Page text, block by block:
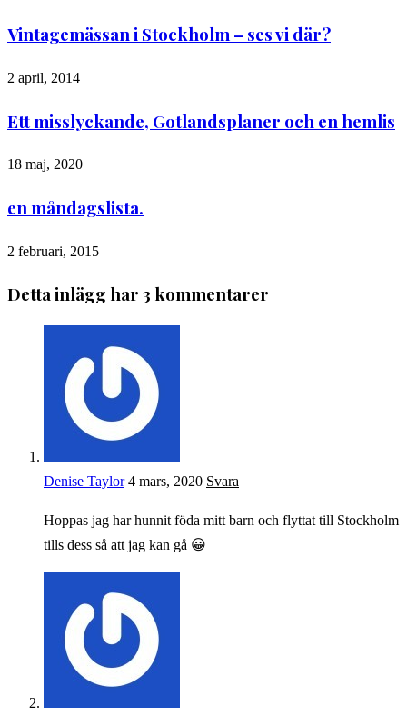
Vintagemässan i Stockholm – ses vi där?
2 april, 2014
Ett misslyckande, Gotlandsplaner och en hemlis
18 maj, 2020
en måndagslista.
2 februari, 2015
Detta inlägg har 3 kommentarer
Denise Taylor 4 mars, 2020 Svara
Hoppas jag har hunnit föda mitt barn och flyttat till Stockholm
tills dess så att jag kan gå 😀